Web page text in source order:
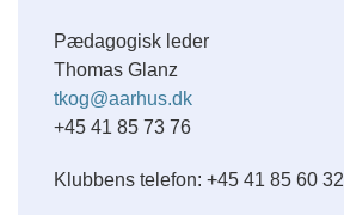
Pædagogisk leder
Thomas Glanz
tkog@aarhus.dk
+45 41 85 73 76
Klubbens telefon: +45 41 85 60 32